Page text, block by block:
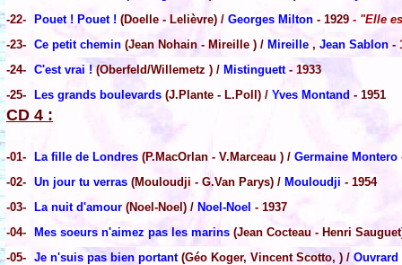
-22- Pouet ! Pouet ! (Doelle - Lelièvre) / Georges Milton - 1929 - "Elle
-23- Ce petit chemin (Jean Nohain - Mireille ) / Mireille , Jean Sablon -
-24- C'est vrai !(Oberfeld/Willemetz ) / Mistinguett- 1933
-25- Les grands boulevards (J.Plante - L.Poll) / Yves Montand - 1951
CD 4 :
-01- La fille de Londres (P.MacOrlan - V.Marceau ) / Germaine Montero
-02- Un jour tu verras (Mouloudji - G.Van Parys) / Mouloudji - 1954
-03- La nuit d'amour (Noel-Noel) / Noel-Noel - 1937
-04- Mes soeurs n'aimez pas les marins (Jean Cocteau - Henri
-05- Je n'suis pas bien portant(Géo Koger, Vincent Scotto, ) / Ouvrard